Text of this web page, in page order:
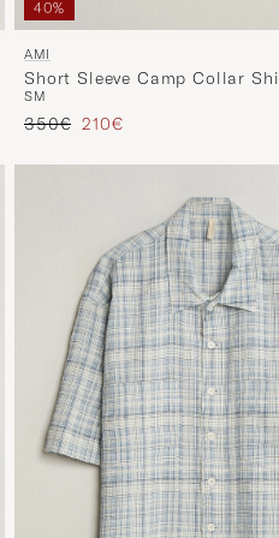
40%
AMI
Short Sleeve Camp Collar
SM
Tavallinen hinta
350€ Alennettu hinta
210€